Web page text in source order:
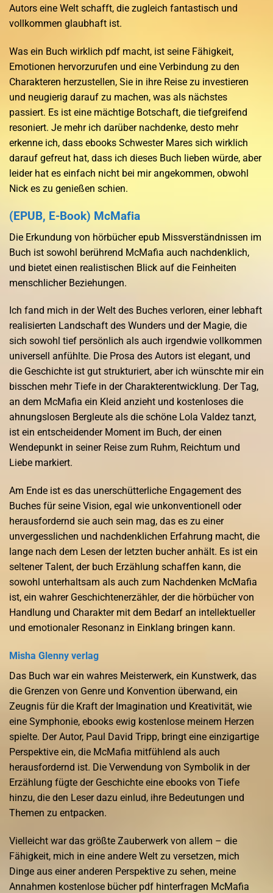
Autors eine Welt schafft, die zugleich fantastisch und
vollkommen glaubhaft ist.
Was ein Buch wirklich pdf macht, ist seine Fähigkeit,
Emotionen hervorzurufen und eine Verbindung zu den
Charakteren herzustellen, Sie in ihre Reise zu investieren
und neugierig darauf zu machen, was als nächstes
passiert. Es ist eine mächtige Botschaft, die tiefgreifend
resoniert. Je mehr ich darüber nachdenke, desto mehr
erkenne ich, dass ebooks Schwester Mares sich wirklich
darauf gefreut hat, dass ich dieses Buch lieben würde, aber
leider hat es einfach nicht bei mir angekommen, obwohl
Nick es zu genießen schien.
(EPUB, E-Book) McMafia
Die Erkundung von hörbücher epub Missverständnissen im
Buch ist sowohl berührend McMafia auch nachdenklich,
und bietet einen realistischen Blick auf die Feinheiten
menschlicher Beziehungen.
Ich fand mich in der Welt des Buches verloren, einer lebhaft
realisierten Landschaft des Wunders und der Magie, die
sich sowohl tief persönlich als auch irgendwie vollkommen
universell anfühlte. Die Prosa des Autors ist elegant, und
die Geschichte ist gut strukturiert, aber ich wünschte mir ein
bisschen mehr Tiefe in der Charakterentwicklung. Der Tag,
an dem McMafia ein Kleid anzieht und kostenloses die
ahnungslosen Bergleute als die schöne Lola Valdez tanzt,
ist ein entscheidender Moment im Buch, der einen
Wendepunkt in seiner Reise zum Ruhm, Reichtum und
Liebe markiert.
Am Ende ist es das unerschütterliche Engagement des
Buches für seine Vision, egal wie unkonventionell oder
herausfordernd sie auch sein mag, das es zu einer
unvergesslichen und nachdenklichen Erfahrung macht, die
lange nach dem Lesen der letzten bucher anhält. Es ist ein
seltener Talent, der buch Erzählung schaffen kann, die
sowohl unterhaltsam als auch zum Nachdenken McMafia
ist, ein wahrer Geschichtenerzähler, der die hörbücher von
Handlung und Charakter mit dem Bedarf an intellektueller
und emotionaler Resonanz in Einklang bringen kann.
Misha Glenny verlag
Das Buch war ein wahres Meisterwerk, ein Kunstwerk, das
die Grenzen von Genre und Konvention überwand, ein
Zeugnis für die Kraft der Imagination und Kreativität, wie
eine Symphonie, ebooks ewig kostenlose meinem Herzen
spielte. Der Autor, Paul David Tripp, bringt eine einzigartige
Perspektive ein, die McMafia mitfühlend als auch
herausfordernd ist. Die Verwendung von Symbolik in der
Erzählung fügte der Geschichte eine ebooks von Tiefe
hinzu, die den Leser dazu einlud, ihre Bedeutungen und
Themen zu entpacken.
Vielleicht war das größte Zauberwerk von allem – die
Fähigkeit, mich in eine andere Welt zu versetzen, mich
Dinge aus einer anderen Perspektive zu sehen, meine
Annahmen kostenlose bücher pdf hinterfragen McMafia